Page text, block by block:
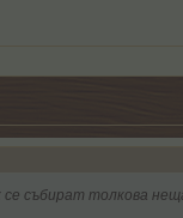
събират толкова